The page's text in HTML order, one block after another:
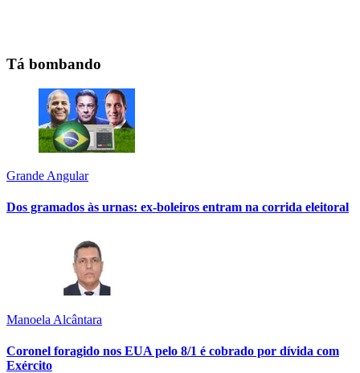
Tá bombando
Grande Angular
Dos gramados às urnas: ex-boleiros entram na corrida eleitoral
Manoela Alcântara
Coronel foragido nos EUA pelo 8/1 é cobrado por dívida com
Exército